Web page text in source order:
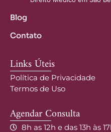
Blog
Contato
Links Úteis
Política de Privacidade
Termos de Uso
Agendar Consulta
8h as 12h e das 13h às